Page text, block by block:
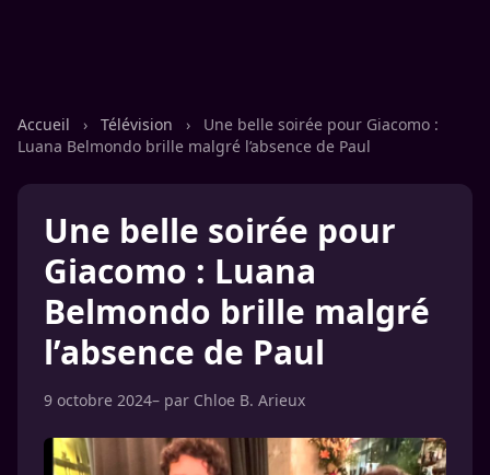
Accueil › Télévision ›
Une belle soirée pour Giacomo :
Luana Belmondo brille malgré l’absence de Paul
Une belle soirée pour
Giacomo : Luana
Belmondo brille malgré
l’absence de Paul
9 octobre 2024– par Chloe B. Arieux